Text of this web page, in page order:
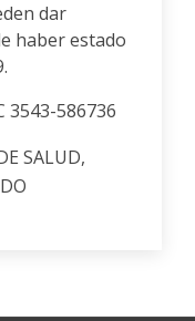
dar
haber estado
3543-586736
SALUD,